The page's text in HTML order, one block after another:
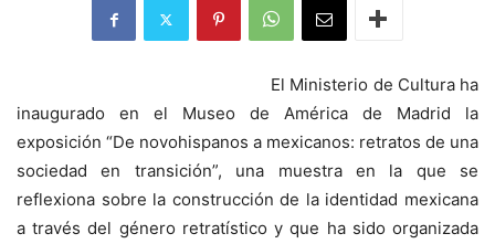
El Ministerio de Cultura ha
inaugurado en el Museo de América de Madrid la
exposición “De novohispanos a mexicanos: retratos de una
sociedad en transición”, una muestra en la que se
reflexiona sobre la construcción de la identidad mexicana
a través del género retratístico y que ha sido organizada